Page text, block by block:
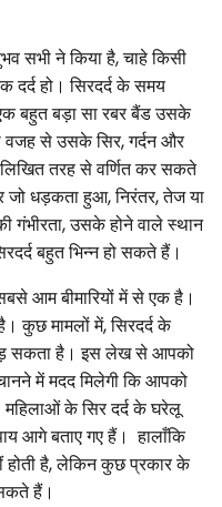
सभी ने किया है, चाहे किसी
हो। सिरदर्द के समय
बहुत बड़ा सा रबर बैंड उसके
वजह से उसके सिर, गर्दन और
तरह से वर्णित कर सकते
जो धड़कता हुआ, निरंतर, तेज या
गंभीरता, उसके होने वाले स्थान
बहुत भिन्न हो सकते हैं।
सबसे आम बीमारियों में से एक है।
कुछ मामलों में, सिरदर्द के
पड़ सकता है। इस लेख से आपको
में मदद मिलेगी कि आपको
के सिर दर्द के घरेलू
आगे बताए गए हैं। हालाँकि
होती है, लेकिन कुछ प्रकार के
हैं।